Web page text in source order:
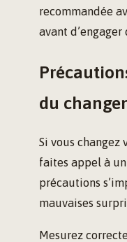
recommandée
avant
du
Si vous
faites appel à
précautions
mauvaises
Mesurez